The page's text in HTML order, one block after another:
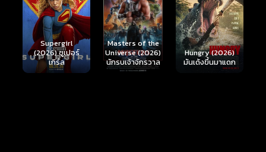
Masters of the
Universe (2026)
นักรบเจ้าจักรวาล
Hungry (2026)
มันเด้งขึ้นมาแดก
Ready or Not 2:
Here I Come
(2026) เกมพร้อม
ตาย 2